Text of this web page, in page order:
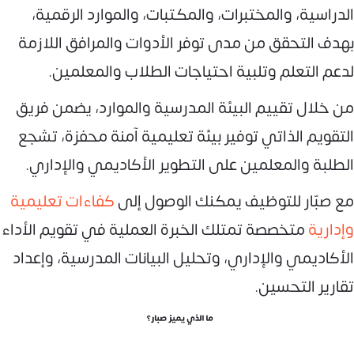
الدراسية، والمختبرات، والمكتبات، والموارد الرقمية،
بهدف التحقق من مدى توفر الأدوات والمرافق اللازمة
لدعم التعلم وتلبية احتياجات الطلاب والمعلمين.
من خلال تقييم البيئة المدرسية والموارد، يضمن فريق
التقويم الذاتي توفير بيئة تعليمية آمنة محفزة، تشجع
الطلبة والمعلمين على التطوير الأكاديمي والإداري.
مع صبّار للتوظيف يمكنك الوصول إلىكفاءات تعليمية
وإداريةمتخصصة تمتلك الخبرة العملية في تقويم الأداء
الأكاديمي والإداري، وتحليل البيانات المدرسية، وإعداد
تقارير التحسين.